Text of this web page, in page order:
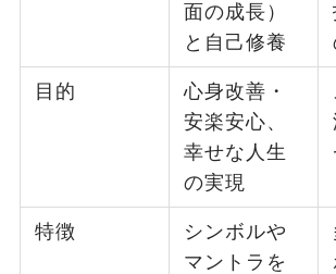
面の成長）
と自己修養
目的
心身改善・
安楽安心、
幸せな人生
の実現
特徴
シンボルや
マントラを